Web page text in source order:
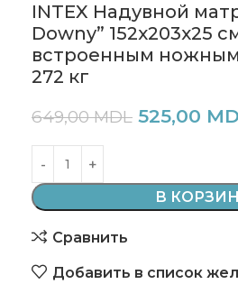
INTEX Надувной
Downy” 152x203x25
встроенным
272 кг
649,00MDL 525,00
В
Сравнить
Добавить в список